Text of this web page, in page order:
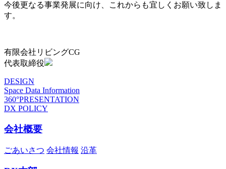
今後更なる事業発展に向け、これからも宜しくお願い致しま
す。
有限会社リビングCG
代表取締役
DESIGN
Space Data Information
360°PRESENTATION
DX POLICY
会社概要
ごあいさつ 会社情報 沿革